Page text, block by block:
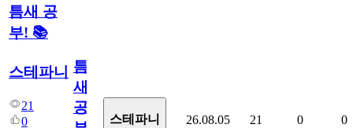
틈새 공
부! 📚
스테파니
21
0
틈
새
공
스테파니 26.08.05 21 0 0